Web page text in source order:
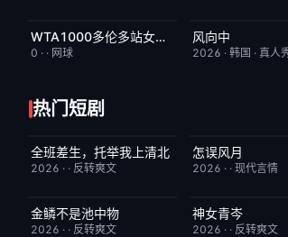
今日更新 2.0
WTA1000多伦多站女单第三轮：格鲁比奇VS斯瓦泰克
0 · · 网球
更新至第02集
风向中
2026 ·韩国 ·真人
热门短剧
已完结 3.0
全班差生，托举我上清北
2026 · · 反转爽文
已完结
怎误风月
2026 · ·现代言情
已完结
金鳞不是池中物
2026 · · 反转爽文
已完结
神女青岑
2026 · · 反转爽文